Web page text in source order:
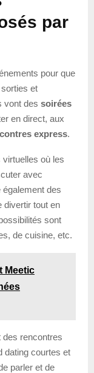
par
pour que
et
vont des soirées
en direct, aux
express.
où les
avec
également des
divertir tout en
sont
de cuisine, etc.
Meetic
des rencontres
dating courtes et
parler et de